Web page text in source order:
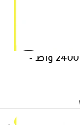
جانو دفاية كهربائية 4 شمعة – 2400 واط –